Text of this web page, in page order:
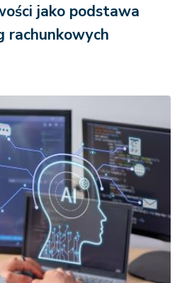
jako podstawa
rachunkowych